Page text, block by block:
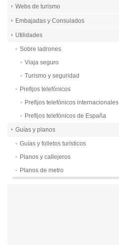
Webs de turismo
Embajadas y Consulados
Utilidades
Sobre ladrones
Viaja seguro
Turismo y seguridad
Prefijos telefónicos
Prefijos telefónicos internacionales
Prefijos telefónicos de España
Guías y planos
Guías y folletos turísticos
Planos y callejeros
Planos de metro